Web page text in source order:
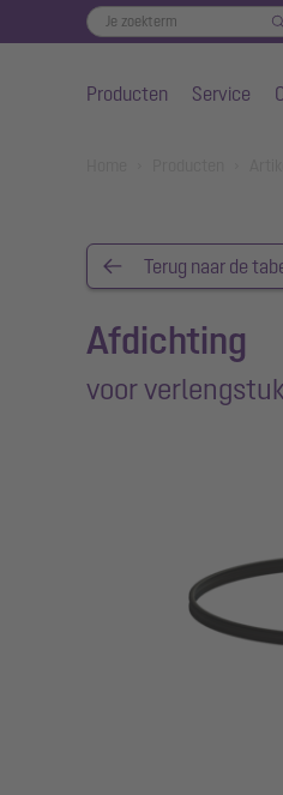
Producten Service
Terug naar de
Afdichting
voor verlengstuk